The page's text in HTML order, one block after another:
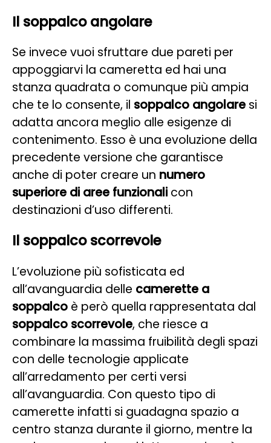
Il soppalco angolare
Se invece vuoi sfruttare due pareti per
appoggiarvi la cameretta ed hai una
stanza quadrata o comunque più ampia
che te lo consente, il soppalco angolare si
adatta ancora meglio alle esigenze di
contenimento. Esso è una evoluzione della
precedente versione che garantisce
anche di poter creare un numero
superiore di aree funzionali con
destinazioni d’uso differenti.
Il soppalco scorrevole
L’evoluzione più sofisticata ed
all’avanguardia delle camerette a
soppalco è però quella rappresentata dal
soppalco scorrevole, che riesce a
combinare la massima fruibilità degli spazi
con delle tecnologie applicate
all’arredamento per certi versi
all’avanguardia. Con questo tipo di
camerette infatti si guadagna spazio a
centro stanza durante il giorno, mentre la